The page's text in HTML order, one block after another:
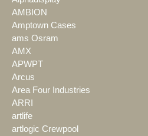
AMBION
Amptown Cases
ams Osram
AMX
APWPT
Arcus
Area Four Industries
ARRI
artlife
artlogic Crewpool